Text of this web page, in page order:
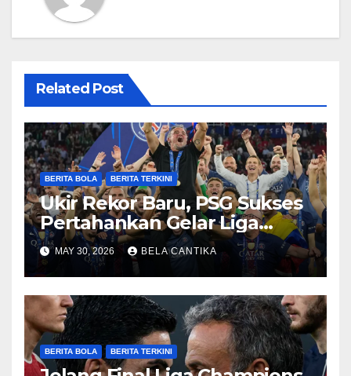
Related Post
BERITA BOLA BERITA TERKINI
Ukir Rekor Baru, PSG Sukses
Pertahankan Gelar Liga
Champions
MAY 30, 2026 BELA CANTIKA
BERITA BOLA BERITA TERKINI